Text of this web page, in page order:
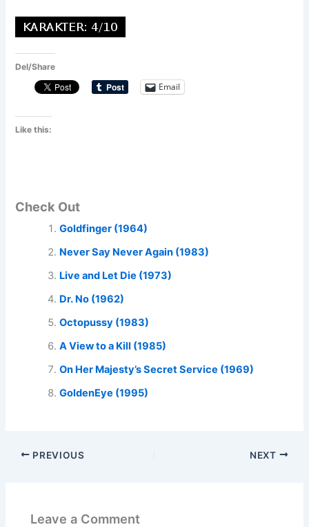
Del/Share
Email
Like this:
Check Out
Goldfinger (1964)
Never Say Never Again (1983)
Live and Let Die (1973)
Dr. No (1962)
Octopussy (1983)
A View to a Kill (1985)
On Her Majesty’s Secret Service (1969)
GoldenEye (1995)
PREVIOUS NEXT
Leave a Comment